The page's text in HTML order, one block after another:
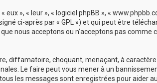
», « leur », « logiciel phpBB », «
ci-après par « GPL ») et qui peut être
nous acceptons ou n’acceptons pas
diffamatoire, choquant, menaçant, à
Le faire peut vous mener à un
les messages sont enregistrées pour aider